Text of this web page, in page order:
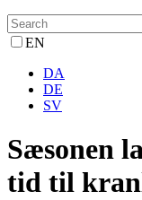
EN
DA
DE
SV
Sæsonen
tid til